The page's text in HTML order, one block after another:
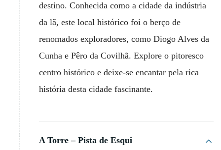
destino. Conhecida como a cidade da indústria
da lã, este local histórico foi o berço de
renomados exploradores, como Diogo Alves da
Cunha e Pêro da Covilhã. Explore o pitoresco
centro histórico e deixe-se encantar pela rica
história desta cidade fascinante.
A Torre – Pista de Esqui